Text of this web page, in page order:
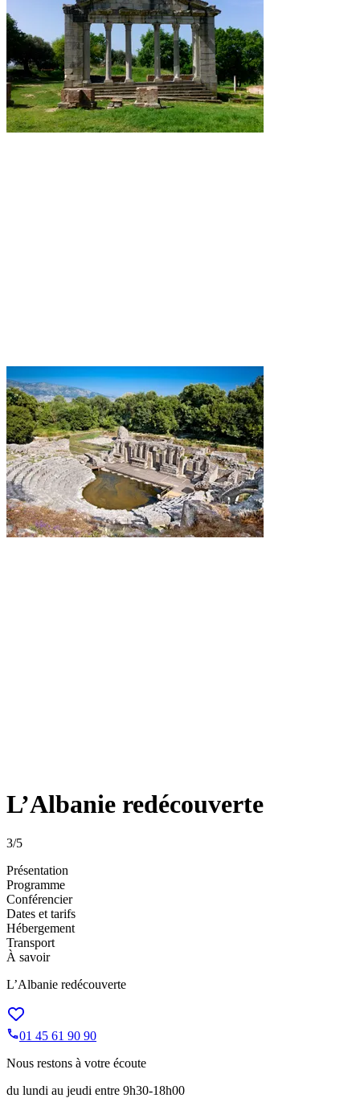
L’Albanie redécouverte
3/5
Présentation
Programme
Conférencier
Dates et tarifs
Hébergement
Transport
À savoir
L’Albanie redécouverte
01 45 61 90 90
Nous restons à votre écoute
du lundi au jeudi entre 9h30-18h00